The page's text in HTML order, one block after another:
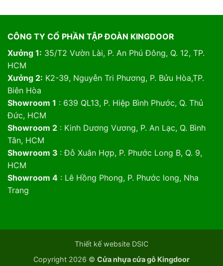
CÔNG TY CỔ PHẦN TẬP ĐOÀN KINGDOOR
Xưởng 1: 35/T2 Vườn Lài, P. An Phú Đông, Q. 12, TP.
HCM
Xưởng 2: K2-39, Nguyễn Tri Phương, P. Bửu Hòa,TP.
Biên Hòa
Showroom 1 : 639 QL13, P. Hiệp Bình Phước, Q. Thủ
Đức, HCM
Showroom 2: Kinh Dương Vương, P. An Lạc, Q. Bình
Tân, HCM
Showroom 3 : Đỗ Xuân Hợp, P. Phước Long B, Q. 9,
HCM
Showroom 4: Lê Hồng Phong, P. Phước long, Nha
Trang
Thiết kế website DSIC
Copyright 2026 © Cửa nhựa cửa gỗ Kingdoor